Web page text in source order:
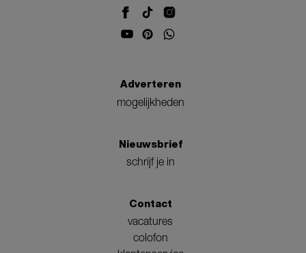
Adverteren
mogelijkheden
Nieuwsbrief
schrijf je in
Contact
vacatures
colofon